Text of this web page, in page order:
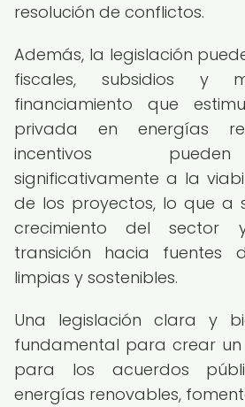
resolución de conflictos.
Además, la legislación
fiscales, subsidios y
financiamiento que
privada en energías
incentivos
significativamente a la
de los proyectos, lo que a
crecimiento del sector
transición hacia fuentes
limpias y sostenibles.
Una legislación clara y
fundamental para crear
para los acuerdos
energías renovables,